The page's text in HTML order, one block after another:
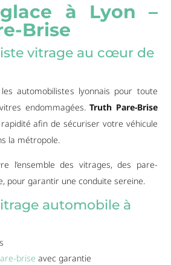
à Lyon –
Brise
vitrage au cœur de
automobilistes lyonnais pour toute
endommagées.Truth Pare-Brise
afin de sécuriser votre véhicule
la métropole.
l’ensemble des vitrages, des pare-
pour garantir une conduite sereine.
automobile à
brise avec garantie